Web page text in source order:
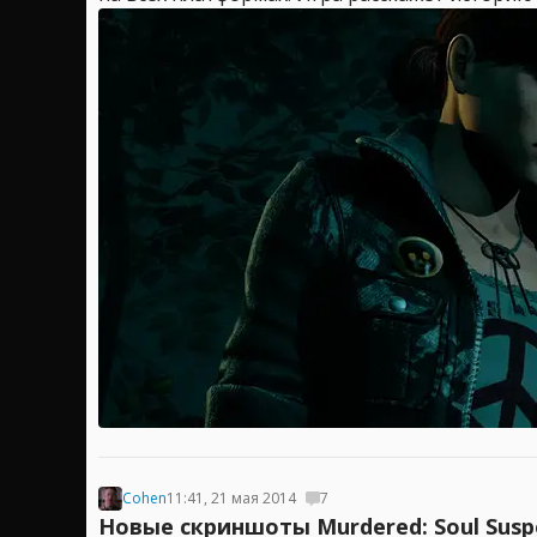
Cohen11:41, 21 мая 2014 7
Новые скриншоты Murdered: Soul